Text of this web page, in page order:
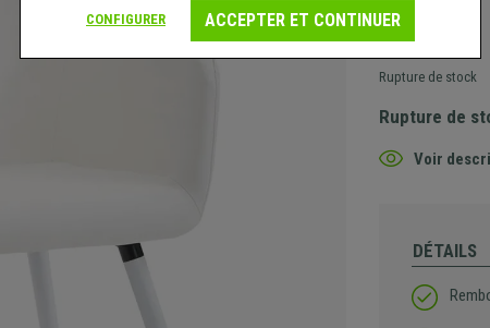
159,90 €
Rupture de stock
Rupture de
Voir
DÉTAILS
CONFIGURER ACCEPTER ET CONTINUER